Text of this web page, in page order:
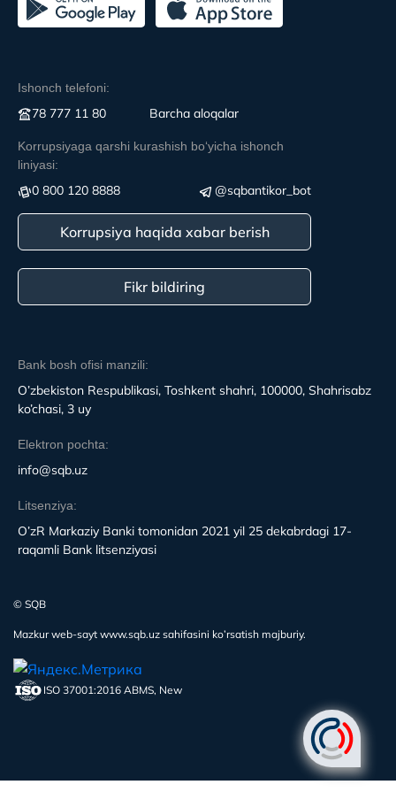
Bank bosh ofisi manzili:
O’zbekiston Respublikasi, Toshkent shahri, 100000, Shahrisabz
ko’chasi, 3 uy
Elektron pochta:
info@sqb.uz
Litsenziya:
O’zR Markaziy Banki tomonidan 2021 yil 25 dekabrdagi 17-
raqamli Bank litsenziyasi
Ishonch telefoni:
78 777 11 80 Вarcha aloqalar
Korrupsiyaga qarshi kurashish boʻyicha ishonch
liniyasi:
0 800 120 8888 @sqbantikor_bot
Korrupsiya haqida xabar berish
Fikr bildiring
© SQB
Mazkur web-sayt www.sqb.uz sahifasini ko’rsatish majburiy.
ISO 37001:2016 ABMS, New